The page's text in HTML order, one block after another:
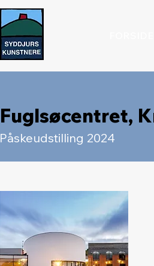
Fuglsøcentret,
Påskeudstilling 2024